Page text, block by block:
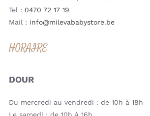
Tel : 0470 72 17 19
Mail : info@milevababystore.be
HORAIRE
DOUR
Du mercredi au vendredi : de 10h à 18h